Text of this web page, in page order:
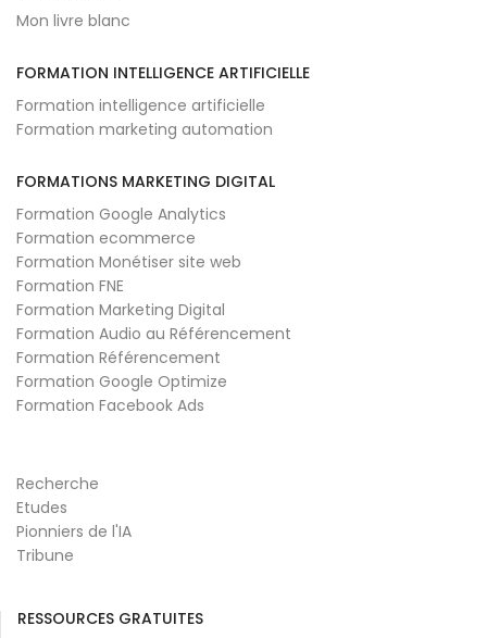
Mon livre blanc
FORMATION INTELLIGENCE ARTIFICIELLE
Formation intelligence artificielle
Formation marketing automation
FORMATIONS MARKETING DIGITAL
Formation Google Analytics
Formation ecommerce
Formation Monétiser site web
Formation FNE
Formation Marketing Digital
Formation Audio au Référencement
Formation Référencement
Formation Google Optimize
Formation Facebook Ads
Recherche
Etudes
Pionniers de l'IA
Tribune
RESSOURCES GRATUITES